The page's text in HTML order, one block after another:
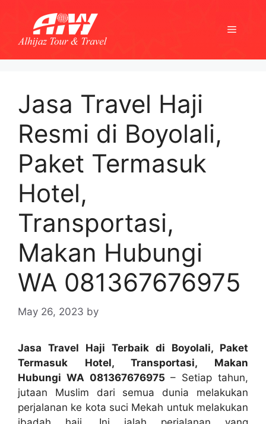
content
Menu
Jasa Travel Haji
Resmi di Boyolali,
Paket Termasuk
Hotel,
Transportasi,
Makan Hubungi
WA 081367676975
May 26, 2023 by
Jasa Travel Haji Terbaik di Boyolali, Paket
Termasuk Hotel, Transportasi, Makan
Hubungi WA 081367676975 – Setiap tahun,
jutaan Muslim dari semua dunia melakukan
perjalanan ke kota suci Mekah untuk melakukan